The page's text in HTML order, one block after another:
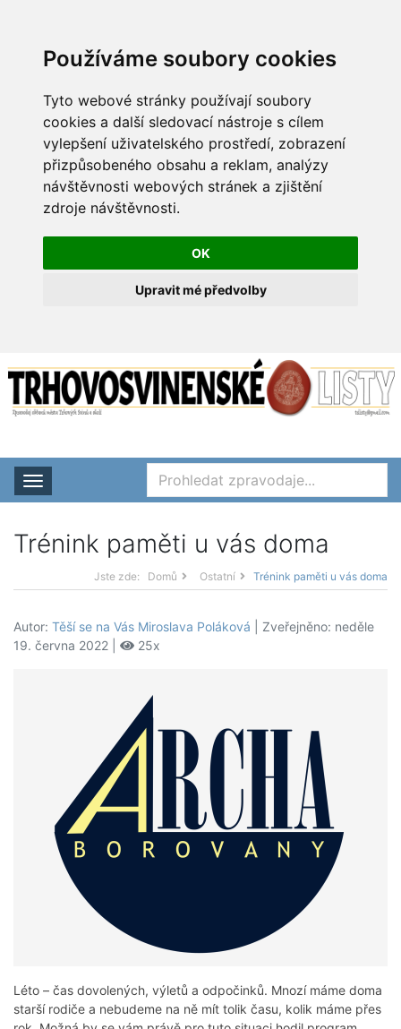
Používáme soubory cookies
Tyto webové stránky používají soubory
cookies a další sledovací nástroje s cílem
vylepšení uživatelského prostředí, zobrazení
přizpůsobeného obsahu a reklam, analýzy
návštěvnosti webových stránek a zjištění
zdroje návštěvnosti.
OK
Upravit mé předvolby
Rozbalit nabídku
Trénink paměti u vás doma
Jste zde: Domů Ostatní Trénink paměti u vás doma
Autor: Těší se na Vás Miroslava Poláková | Zveřejněno: neděle
19. června 2022 |
25x
Léto – čas dovolených, výletů a odpočinků. Mnozí máme doma
starší rodiče a nebudeme na ně mít tolik času, kolik máme přes